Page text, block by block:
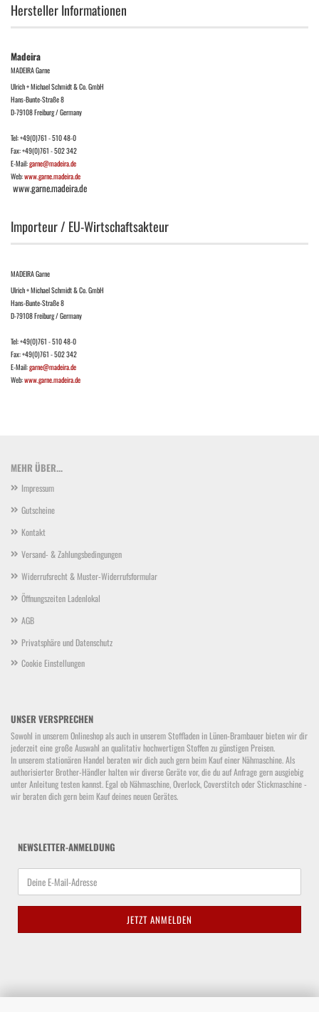
Hersteller Informationen
Madeira
MADEIRA Garne
Ulrich + Michael Schmidt & Co. GmbH
Hans-Bunte-Straße 8
D-79108 Freiburg / Germany
Tel: +49(0)761 - 510 48-0
Fax: +49(0)761 - 502 342
E-Mail:garne@madeira.de
Web:www.garne.madeira.de
www.garne.madeira.de
Importeur / EU-Wirtschaftsakteur
MADEIRA Garne
Ulrich + Michael Schmidt & Co. GmbH
Hans-Bunte-Straße 8
D-79108 Freiburg / Germany
Tel: +49(0)761 - 510 48-0
Fax: +49(0)761 - 502 342
E-Mail:garne@madeira.de
Web:www.garne.madeira.de
MEHR ÜBER...
Impressum
Gutscheine
Kontakt
Versand- & Zahlungsbedingungen
Widerrufsrecht & Muster-Widerrufsformular
Öffnungszeiten Ladenlokal
AGB
Privatsphäre und Datenschutz
Cookie Einstellungen
UNSER VERSPRECHEN
Sowohl in unserem Onlineshop als auch in unserem Stoffladen in Lünen-Brambauer bieten wir dir
jederzeit eine große Auswahl an qualitativ hochwertigen Stoffen zu günstigen Preisen.
In unserem stationären Handel beraten wir dich auch gern beim Kauf einer Nähmaschine. Als
authorisierter Brother-Händler halten wir diverse Geräte vor, die du auf Anfrage gern ausgiebig
unter Anleitung testen kannst. Egal ob Nähmaschine, Overlock, Coverstitch oder Stickmaschine -
wir beraten dich gern beim Kauf deines neuen Gerätes.
NEWSLETTER-ANMELDUNG